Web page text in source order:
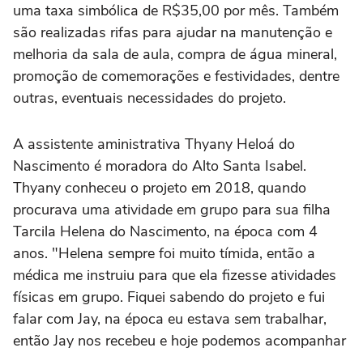
uma taxa simbólica de R$35,00 por mês. Também
são realizadas rifas para ajudar na manutenção e
melhoria da sala de aula, compra de água mineral,
promoção de comemorações e festividades, dentre
outras, eventuais necessidades do projeto.
A assistente aministrativa Thyany Heloá do
Nascimento é moradora do Alto Santa Isabel.
Thyany conheceu o projeto em 2018, quando
procurava uma atividade em grupo para sua filha
Tarcila Helena do Nascimento, na época com 4
anos. "Helena sempre foi muito tímida, então a
médica me instruiu para que ela fizesse atividades
físicas em grupo. Fiquei sabendo do projeto e fui
falar com Jay, na época eu estava sem trabalhar,
então Jay nos recebeu e hoje podemos acompanhar